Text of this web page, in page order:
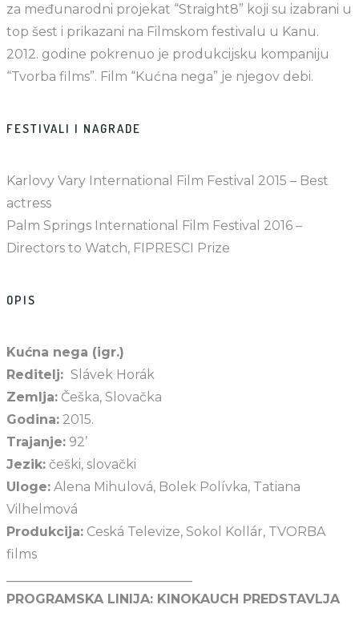
za međunarodni projekat “Straight8” koji su izabrani u
top šest i prikazani na Filmskom festivalu u Kanu.
2012. godine pokrenuo je produkcijsku kompaniju
“Tvorba films”. Film “Kućna nega” je njegov debi.
FESTIVALI I NAGRADE
Karlovy Vary International Film Festival 2015 – Best
actress
Palm Springs International Film Festival 2016 –
Directors to Watch, FIPRESCI Prize
OPIS
Kućna nega (igr.)
Reditelj: Slávek Horák
Zemlja: Češka, Slovačka
Godina: 2015.
Trajanje: 92’
Jezik: češki, slovački
Uloge: Alena Mihulová, Bolek Polívka, Tatiana
Vilhelmová
Produkcija: Ceská Televize, Sokol Kollár, TVORBA
films
PROGRAMSKA LINIJA: KINOKAUCH PREDSTAVLJA